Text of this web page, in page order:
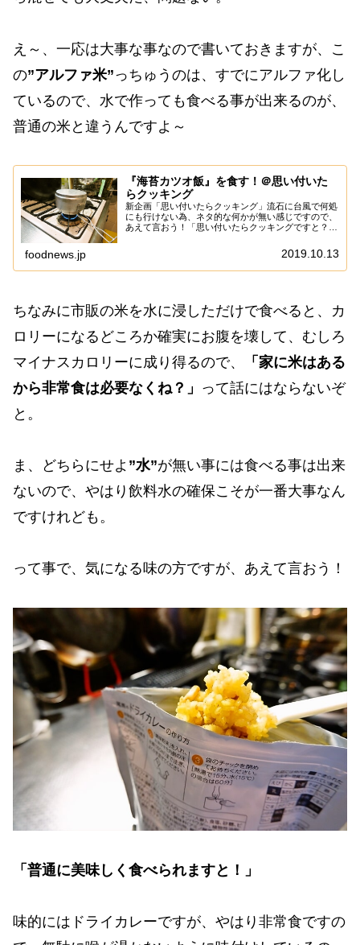
え～、一応は大事な事なので書いておきますが、こ
の”アルファ米”っちゅうのは、すでにアルファ化し
ているので、水で作っても食べる事が出来るのが、
普通の米と違うんですよ～
『海苔カツオ飯』を食す！＠思い付いた
らクッキング
新企画「思い付いたらクッキング」流石に台風で何処
にも行けない為、ネタ的な何かが無い感じですので、
あえて言おう！「思い付いたらクッキングですと？」
通りに「思い付いたらクッキングする」みたいな自
foodnews.jp 2019.10.13
ちなみに市販の米を水に浸しただけで食べると、カ
ロリーになるどころか確実にお腹を壊して、むしろ
マイナスカロリーに成り得るので、
「家に米はある
から非常食は必要なくね？」 って話にはならないぞ
と。
ま、どちらにせよ ”水”が無い事には食べる事は出来
ないので、やはり飲料水の確保こそが一番大事なん
ですけれども。
って事で、気になる味の方ですが、あえて言おう！
「普通に美味しく食べられますと！」
味的にはドライカレーですが、やはり非常食ですの